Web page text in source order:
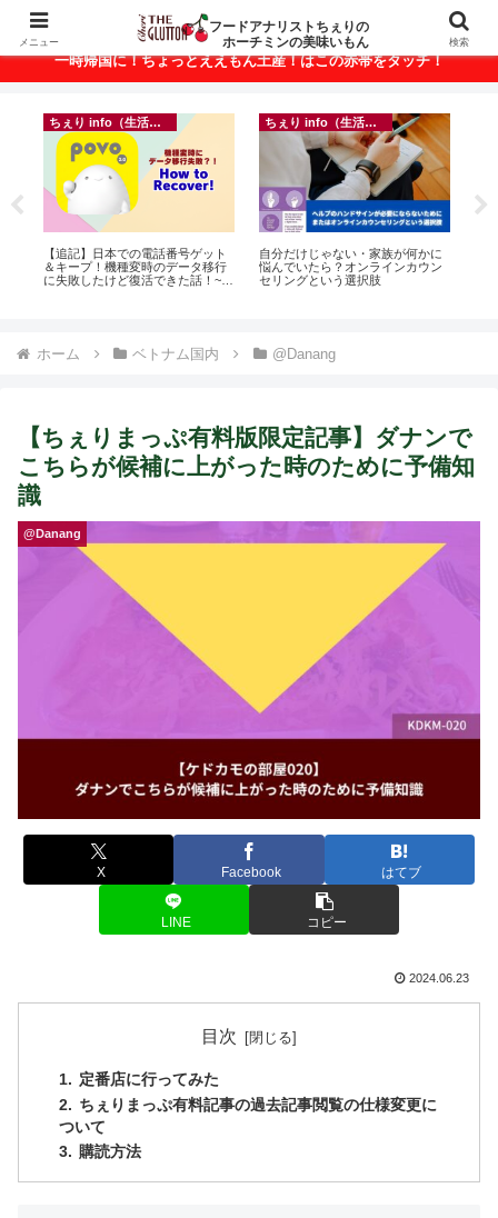
ベトナム・ホーチミンの美味いもんが満載！
一時帰国に！ちょっとええもん土産！はこの赤帯をタッチ！
ちぇり info（生活情報）
【追記】日本での電話番号ゲット
＆キープ！機種変時のデータ移行
に失敗したけど復活できた話！~
ちぇり info（生活情報）
自分だけじゃない・家族が何かに
悩んでいたら？オンラインカウン
セリングという選択肢
ホーム ベトナム国内 @Danang
【ちぇりまっぷ有料版限定記事】ダナンで
こちらが候補に上がった時のために予備知
識
@Danang
X Facebook はてブ
LINE コピー
2024.06.23
目次
定番店に行ってみた
ちぇりまっぷ有料記事の過去記事閲覧の仕様変更に
ついて
購読方法
メニュー
フードアナリストちぇりの
ホーチミンの美味いもん
検索